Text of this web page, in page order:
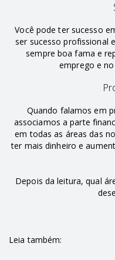
Você pode ter sucesso
ser sucesso profissional
sempre boa fama e
emprego e
Quando falamos em
associamos a parte
em todas as áreas das
ter mais dinheiro e
Depois da leitura, qual
Leia também: